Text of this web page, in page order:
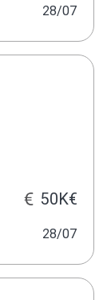
28/07
50K€
28/07